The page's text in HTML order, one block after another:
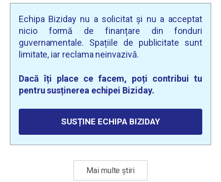
Echipa Biziday nu a solicitat și nu a acceptat
nicio formă de finanțare din fonduri
guvernamentale. Spațiile de publicitate sunt
limitate, iar reclama neinvazivă.
Dacă îți place ce facem, poți contribui tu
pentru susținerea echipei Biziday.
SUSȚINE ECHIPA BIZIDAY
Mai multe știri